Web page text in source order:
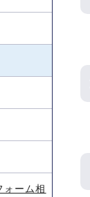
ォーム相